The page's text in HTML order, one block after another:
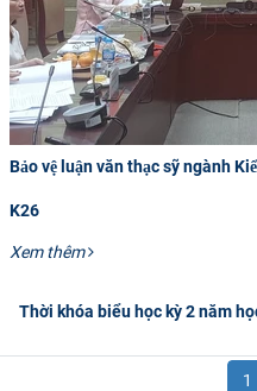
Bảo vệ luận văn thạc sỹ ngành
K26
Xem thêm
Thời khóa biểu học kỳ 2 năm
1